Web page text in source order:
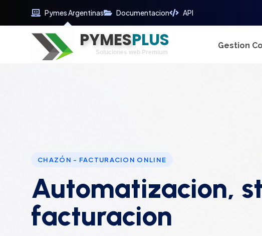
Pymes Argentinas Documentacion API
PYMESPLUS
Digitaliza tu éxito
Soluciones web Premium
Gestion
CHAZÓN - FACTURACION ONLINE
Automatizacion,
facturacion